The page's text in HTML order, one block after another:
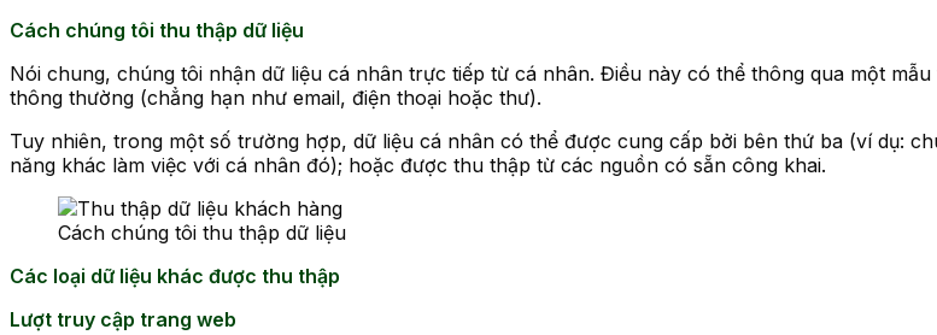
Cách chúng tôi thu thập dữ liệu
Nói chung, chúng tôi nhận dữ liệu cá nhân trực tiếp từ cá nhân. Điều này có thể thông qua một
thông thường (chẳng hạn như email, điện thoại hoặc thư).
Tuy nhiên, trong một số trường hợp, dữ liệu cá nhân có thể được cung cấp bởi bên thứ ba (ví dụ:
năng khác làm việc với cá nhân đó); hoặc được thu thập từ các nguồn có sẵn công khai.
Cách chúng tôi thu thập dữ liệu
Các loại dữ liệu khác được thu thập
Lượt truy cập trang web